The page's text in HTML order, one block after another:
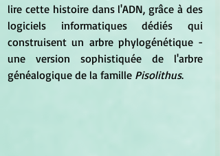
lire cette histoire dans l'ADN, grâce à des
logiciels informatiques dédiés qui
construisent un arbre phylogénétique -
une version sophistiquée de l'arbre
généalogique de la famille Pisolithus.